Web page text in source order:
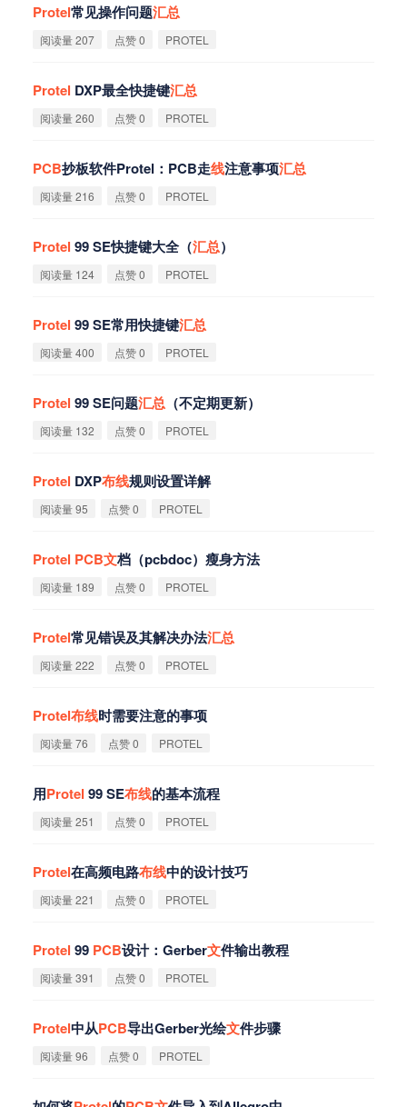
Protel常见操作问题汇总
阅读量 207 点赞 0 PROTEL
Protel DXP最全快捷键汇总
阅读量 260 点赞 0 PROTEL
PCB抄板软件Protel：PCB走线注意事项汇总
阅读量 216 点赞 0 PROTEL
Protel 99 SE快捷键大全（汇总）
阅读量 124 点赞 0 PROTEL
Protel 99 SE常用快捷键汇总
阅读量 400 点赞 0 PROTEL
Protel 99 SE问题汇总 （不定期更新）
阅读量 132 点赞 0 PROTEL
Protel DXP布线规则设置详解
阅读量 95 点赞 0 PROTEL
Protel PCB文档（pcbdoc）瘦身方法
阅读量 189 点赞 0 PROTEL
Protel常见错误及其解决办法汇总
阅读量 222 点赞 0 PROTEL
Protel布线时需要注意的事项
阅读量 76 点赞 0 PROTEL
用Protel 99 SE布线的基本流程
阅读量 251 点赞 0 PROTEL
Protel在高频电路布线中的设计技巧
阅读量 221 点赞 0 PROTEL
Protel 99 PCB设计：Gerber文件输出教程
阅读量 391 点赞 0 PROTEL
Protel中从PCB导出Gerber光绘文件步骤
阅读量 96 点赞 0 PROTEL